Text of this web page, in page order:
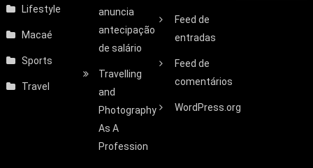
Lifestyle
Macaé
Sports
Travel
anuncia
antecipação
de salário
Travelling
and
Photography
As A
Profession
Feed de
entradas
Feed de
comentários
WordPress.org